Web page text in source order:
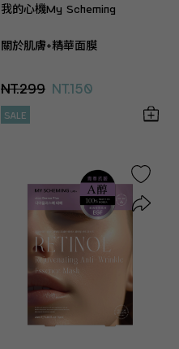
我的心機My Scheming
關於肌膚+精華面膜
NT.299 NT.150
SALE